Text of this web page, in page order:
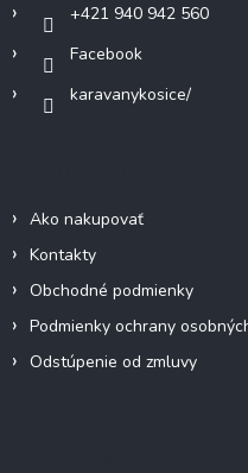
+421 940 942 560
Facebook
karavanykosice/
Ako nakupovať
Kontakty
Obchodné podmienky
Podmienky ochrany
Odstúpenie od zmluvy